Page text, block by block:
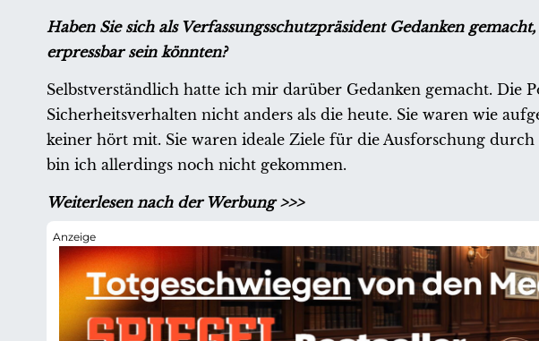
Haben Sie sich als Verfassungsschutzpräsident Gedanken
erpressbar sein könnten?
Selbstverständlich hatte ich mir darüber Gedanken gemacht.
Sicherheitsverhalten nicht anders als die heute. Sie waren wie
keiner hört mit. Sie waren ideale Ziele für die Ausforschung
bin ich allerdings noch nicht gekommen.
Weiterlesen nach der Werbung >>>